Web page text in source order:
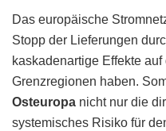
Das europäische
Stopp der Lieferungen
kaskadenartige Effekte
Grenzregionen haben.
Osteuropa nicht nur die
systemisches Risiko für